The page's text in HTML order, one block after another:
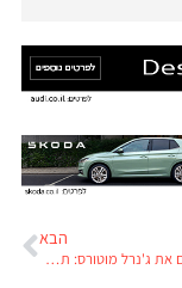
הבא
הונדה זורקת גם את ג'נרל מוטורס: תפתח לבדה את טכנולוגיית המימן